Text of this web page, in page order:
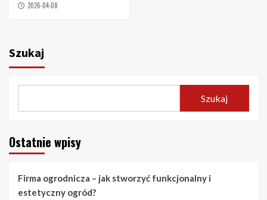
2026-04-08
Szukaj
Szukaj
Ostatnie wpisy
Firma ogrodnicza – jak stworzyć funkcjonalny i
estetyczny ogród?